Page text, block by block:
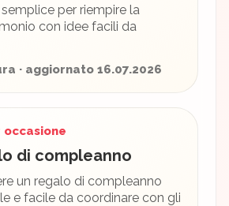
per riempire la
con idee facili da
· aggiornato 16.07.2026
occasione
di compleanno
un regalo di compleanno
e facile da coordinare con gli